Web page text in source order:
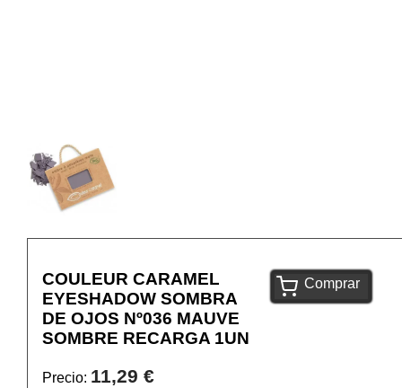
COULEUR CARAMEL
EYESHADOW SOMBRA
DE OJOS Nº036 MAUVE
SOMBRE RECARGA 1UN
Precio: 11,29 €
Comprar